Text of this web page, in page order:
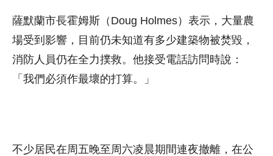
薩默蘭市長霍姆斯（Doug Holmes）表示，大量農
場受到影響，目前仍未知道有多少建築物被焚毀，
消防人員仍在全力撲救。他接受電話訪問時說：
「我們必須作最壞的打算。」
不少居民在周五晚至周六凌晨期間連夜撤離，在公